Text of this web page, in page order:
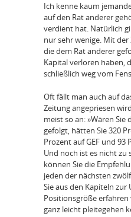
Ich kenne kaum
auf den Rat anderer
verdient hat. Natürlich
nur sehr wenige. Mit
die dem Rat anderer
Kapital verloren haben,
schließlich weg vom
Oft fällt man auch auf
Zeitung angepriesen
meist so an: »Wären Sie
gefolgt, hätten Sie 320
Prozent auf GEF und 93
Und noch ist es nicht zu
können Sie die
jeden der nächsten
Sie aus den Kapiteln
Positionsgröße
ganz leicht pleitegehen